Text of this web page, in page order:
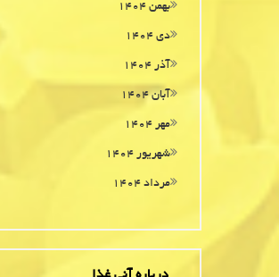
بهمن ۱۴۰۴
دی ۱۴۰۴
آذر ۱۴۰۴
آبان ۱۴۰۴
مهر ۱۴۰۴
شهریور ۱۴۰۴
مرداد ۱۴۰۴